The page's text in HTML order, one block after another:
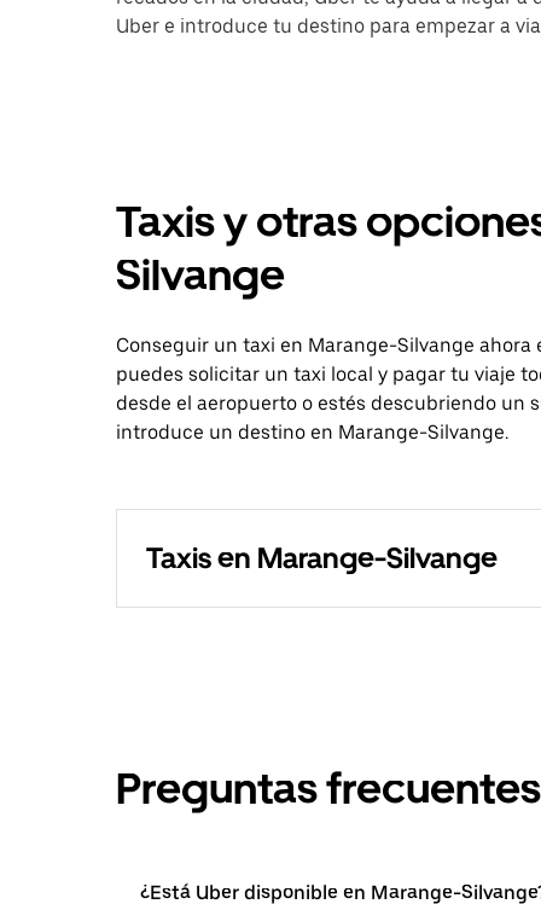
Uber e introduce tu destino para empezar a
Taxis y otras
Silvange
Conseguir un taxi en Marange-Silvange ahora
puedes solicitar un taxi local y pagar tu viaje
desde el aeropuerto o estés descubriendo un
introduce un destino en Marange-Silvange.
Taxis en Marange-Silvange
Preguntas frecuentes
¿Está Uber disponible en Marange-